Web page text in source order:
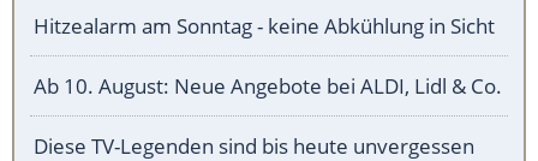
Hitzealarm am Sonntag - keine Abkühlung in Sicht
Ab 10. August: Neue Angebote bei ALDI, Lidl & Co.
Diese TV-Legenden sind bis heute unvergessen